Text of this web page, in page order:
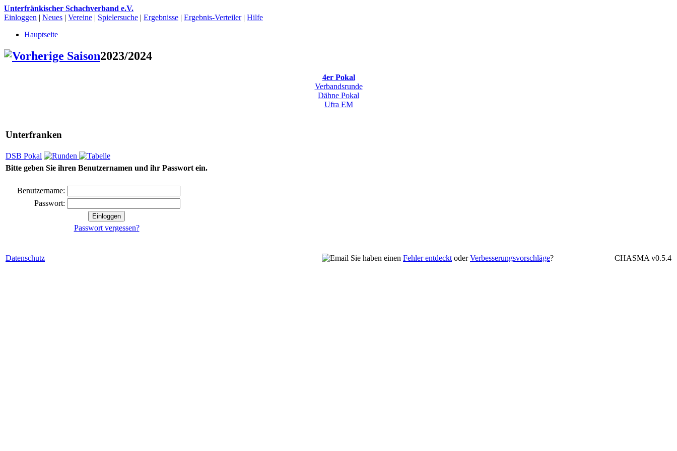
Unterfränkischer Schachverband e.V.
Einloggen | Neues | Vereine | Spielersuche | Ergebnisse | Ergebnis-Verteiler| Hilfe
Hauptseite
2023/2024
4er Pokal
Verbandsrunde
Dähne Pokal
Ufra EM
Unterfranken
DSB Pokal
Bitte geben Sie ihren Benutzernamen und ihr Passwort ein.
Benutzername:
Passwort:
Passwort vergessen?
Datenschutz Sie haben einen Fehler entdeckt oderVerbesserungsvorschläge? CHASMA v0.5.4